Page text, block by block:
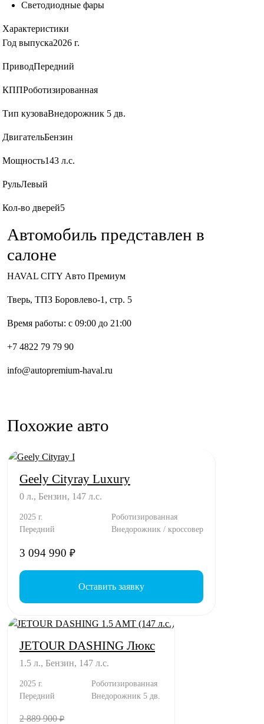
Светодиодные фары
Характеристики
Год выпуска2026 г.
ПриводПередний
КППРоботизированная
Тип кузоваВнедорожник 5 дв.
ДвигательБензин
Мощность143 л.с.
РульЛевый
Кол-во дверей5
Автомобиль представлен в
салоне
HAVAL CITY Авто Премиум
Тверь, ТПЗ Боровлево-1, стр. 5
Время работы: с 09:00 до 21:00
+7 4822 79 79 90
info@autopremium-haval.ru
Похожие авто
Geely Cityray Luxury
0 л., Бензин, 147 л.с.
2025 г.
Передний
Роботизированная
Внедорожник / кроссовер
3 094 990 ₽
Оставить заявку
JETOUR DASHING Люкс
1.5 л., Бензин, 147 л.с.
2025 г.
Передний
Роботизированная
Внедорожник 5 дв.
2 889 900₽